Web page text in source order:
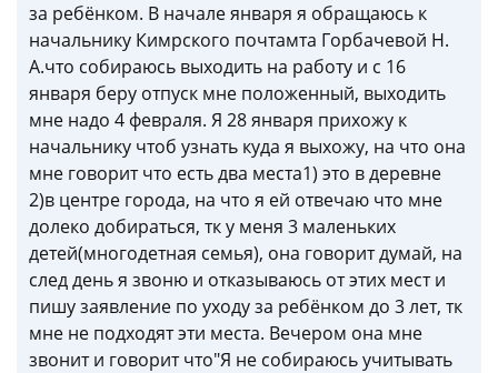
за ребёнком. В начале января я обращаюсь к
начальнику Кимрского почтамта Горбачевой Н.
А.что собираюсь выходить на работу и с 16
января беру отпуск мне положенный, выходить
мне надо 4 февраля. Я 28 января прихожу к
начальнику чтоб узнать куда я выхожу, на что она
мне говорит что есть два места1) это в деревне
2)в центре города, на что я ей отвечаю что мне
долеко добираться, тк у меня 3 маленьких
детей(многодетная семья), она говорит думай, на
след день я звоню и отказываюсь от этих мест и
пишу заявление по уходу за ребёнком до 3 лет, тк
мне не подходят эти места. Вечером она мне
звонит и говорит что"Я не собираюсь учитывать